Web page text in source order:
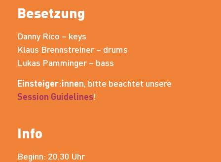
Besetzung
Danny Rico – keys
Klaus Brennstreiner – drums
Lukas Pamminger – bass
Einsteiger:innen , bitte beachtet unsere
Session Guidelines!
Info
Beginn: 20.30 Uhr